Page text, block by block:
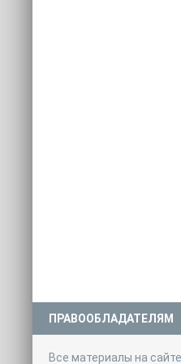
ПРАВООБЛАДАТЕЛЯМ
Все материалы на